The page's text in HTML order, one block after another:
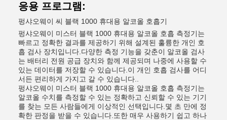
응용 프로그램:
펑샤오웨이 씨 블랙 1000 휴대용 알코올 호흡기
펑샤오웨이 미스터 블랙 1000 휴대용 알코올 호흡 측정기는
빠르고 정확한 결과를 제공하기 위해 설계된 훌륭한 개인 호
흡 검사 장치입니다.다양한 측정 기능을 갖춘이 알코올 검사
는 배터리 전원 공급 장치와 함께 제공되며 나중에 사용할 수
있는 데이터를 저장할 수 있습니다.이 개인 호흡 검사를 어디
서든 편리하게 가지고 갈 수 있습니다..
펑샤오웨이 미스터 블랙 1000 휴대용 알코올 호흡 측정기는
알코올 수치를 측정할 수 있는 정확하고 신뢰할 수 있는 기기
를 찾는 모든 사람들에게 이상적인 선택입니다.몇 초 만에 정
확한 판정을 받을 수 있습니다.또한 매우 사용하기 쉽고 하나